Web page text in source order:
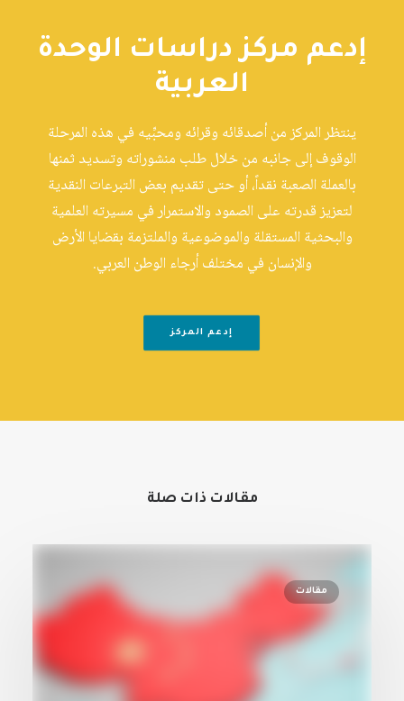
إدعم مركز دراسات الوحدة
العربية
ينتظر المركز من أصدقائه وقرائه ومحبِّيه في هذه المرحلة
الوقوف إلى جانبه من خلال طلب منشوراته وتسديد ثمنها
بالعملة الصعبة نقداً، أو حتى تقديم بعض التبرعات النقدية
لتعزيز قدرته على الصمود والاستمرار في مسيرته العلمية
والبحثية المستقلة والموضوعية والملتزمة بقضايا الأرض
والإنسان في مختلف أرجاء الوطن العربي.
إدعم المركز
مقالات ذات صلة
مقالات